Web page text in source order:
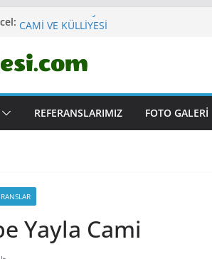
Erzurum Yakutiye Ömer Nasuhi Bilmen
CAMİ VE KÜLLİYESİ
Aydın Kuşadası MERKEZ CAMİ VE
Sinop Gerze Merkez YAVUZSELİM CAMİ
REFERANSLARIMIZ FOTO GALERI
Yayla Cami